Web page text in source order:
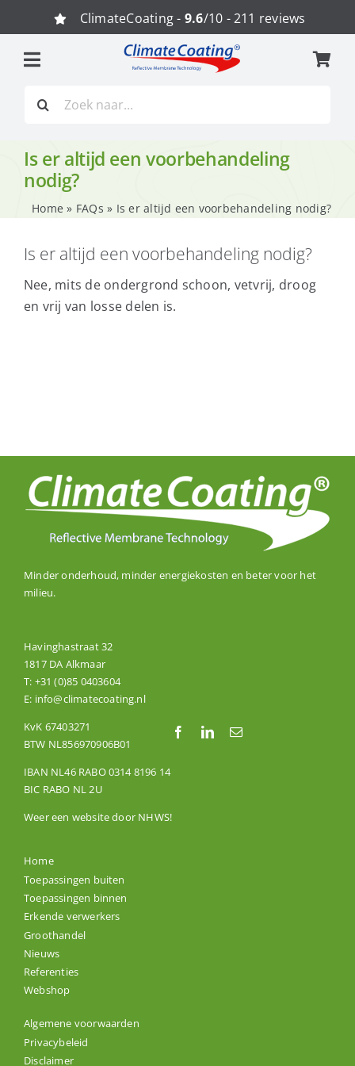
naar
inhoud
ClimateCoating - 9.6/10 - 211 reviews
naar:
Is er altijd een voorbehandeling
nodig?
Home » FAQs » Is er altijd een voorbehandeling nodig?
Is er altijd een voorbehandeling nodig?
Nee, mits de ondergrond schoon, vetvrij, droog
en vrij van losse delen is.
Minder onderhoud, minder energiekosten en beter voor het
milieu.
Home
Toepassingen buiten
Toepassingen binnen
Erkende verwerkers
Groothandel
Nieuws
Referenties
Webshop
Algemene voorwaarden
Privacybeleid
Disclaimer
Havinghastraat 32
1817 DA Alkmaar
T: +31 (0)85 0403604
E: info@climatecoating.nl
KvK 67403271
BTW NL856970906B01
IBAN NL46 RABO 0314 8196 14
BIC RABO NL 2U
Weer een website door NHWS!